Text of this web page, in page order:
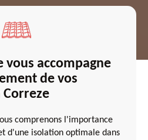
vous accompagne
de vos
comprenons l'importance
d'une isolation optimale dans